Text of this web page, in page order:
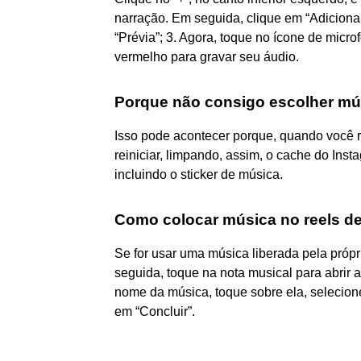
narração. Em seguida, clique em
“Prévia”; 3. Agora, toque no ícone de
vermelho para gravar seu áudio.
Porque não consigo escolher
Isso pode acontecer porque, quando
reiniciar, limpando, assim, o cache do
incluindo o sticker de música.
Como colocar música no reels
Se for usar uma música liberada pela
seguida, toque na nota musical para abrir
nome da música, toque sobre ela,
em “Concluir”.